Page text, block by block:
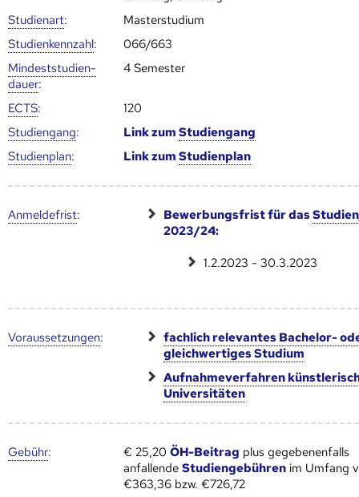
Studienart:
Masterstudium
Studien­kenn­zahl:
066/663
Mindest­studien­
dauer:
4 Semester
ECTS:
120
Studien­gang: Link zumStudien­gang
Studien­plan: Link zumStudien­plan
Anmelde­frist: Bewerbungsfrist für das
2023/24:
1.2.2023 - 30.3.2023
Voraus­setzungen:
fachlich relevantes Bachelor-
gleichwertiges Studium
Aufnahmeverfahren
Universitäten
Gebühr: € 25,20ÖH-Beitrag plus gegebenenfalls
anfallendeStudiengebühren im Umfang
€363,36 bzw. €726,72